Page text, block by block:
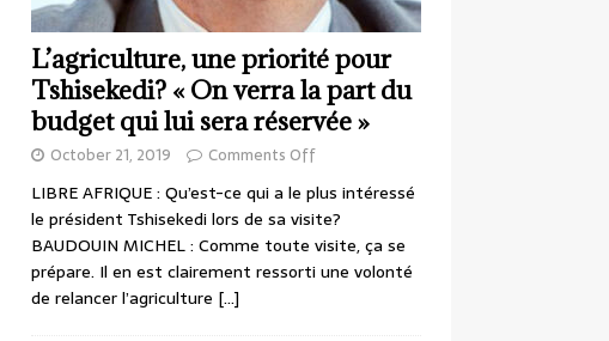
L’agriculture, une priorité pour
Tshisekedi? « On verra la part du
budget qui lui sera réservée »
October 21, 2019 Comments Off
LIBRE AFRIQUE : Qu’est-ce qui a le plus intéressé
le président Tshisekedi lors de sa visite?
BAUDOUIN MICHEL : Comme toute visite, ça se
prépare. Il en est clairement ressorti une volonté
de relancer l’agriculture […]